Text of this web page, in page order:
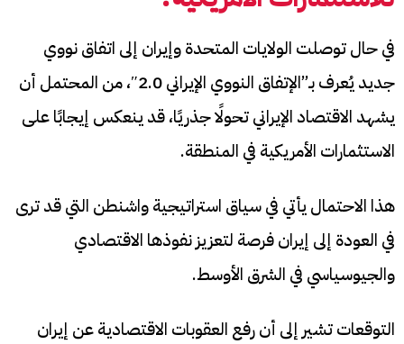
في حال توصلت الولايات المتحدة وإيران إلى اتفاق نووي
جديد يُعرف بـ”الإتفاق النووي الإيراني 2.0″، من المحتمل أن
يشهد الاقتصاد الإيراني تحولًا جذريًا، قد ينعكس إيجابًا على
الاستثمارات الأمريكية في المنطقة.
هذا الاحتمال يأتي في سياق استراتيجية واشنطن التي قد ترى
في العودة إلى إيران فرصة لتعزيز نفوذها الاقتصادي
والجيوسياسي في الشرق الأوسط.
التوقعات تشير إلى أن رفع العقوبات الاقتصادية عن إيران